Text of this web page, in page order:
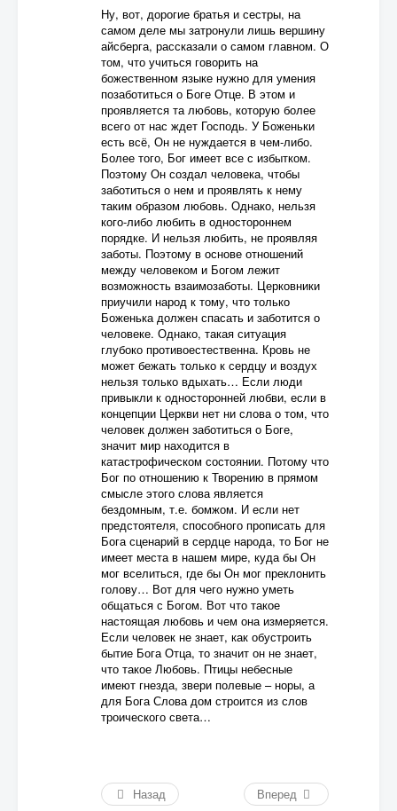
Ну, вот, дорогие братья и сестры, на
самом деле мы затронули лишь вершину
айсберга, рассказали о самом главном. О
том, что учиться говорить на
божественном языке нужно для умения
позаботиться о Боге Отце. В этом и
проявляется та любовь, которую более
всего от нас ждет Господь. У Боженьки
есть всё, Он не нуждается в чем-либо.
Более того, Бог имеет все с избытком.
Поэтому Он создал человека, чтобы
заботиться о нем и проявлять к нему
таким образом любовь. Однако, нельзя
кого-либо любить в одностороннем
порядке. И нельзя любить, не проявляя
заботы. Поэтому в основе отношений
между человеком и Богом лежит
возможность взаимозаботы. Церковники
приучили народ к тому, что только
Боженька должен спасать и заботится о
человеке. Однако, такая ситуация
глубоко противоестественна. Кровь не
может бежать только к сердцу и воздух
нельзя только вдыхать… Если люди
привыкли к односторонней любви, если в
концепции Церкви нет ни слова о том, что
человек должен заботиться о Боге,
значит мир находится в
катастрофическом состоянии. Потому что
Бог по отношению к Творению в прямом
смысле этого слова является
бездомным, т.е. бомжом. И если нет
предстоятеля, способного прописать для
Бога сценарий в сердце народа, то Бог не
имеет места в нашем мире, куда бы Он
мог вселиться, где бы Он мог преклонить
голову… Вот для чего нужно уметь
общаться с Богом. Вот что такое
настоящая любовь и чем она измеряется.
Если человек не знает, как обустроить
бытие Бога Отца, то значит он не знает,
что такое Любовь. Птицы небесные
имеют гнезда, звери полевые – норы, а
для Бога Слова дом строится из слов
троического света…
Назад Вперед